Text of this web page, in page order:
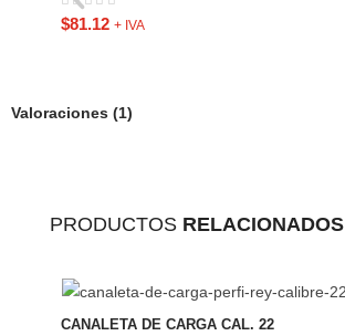
$81.12 + IVA
Valoraciones (1)
PRODUCTOS RELACIONADOS
CANALETA DE CARGA CAL. 22